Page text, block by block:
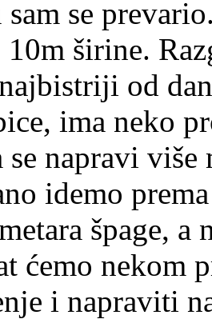
sam se
širine.
od
ima neko
se napravi
idemo
špage,
ćemo nekom
i napraviti